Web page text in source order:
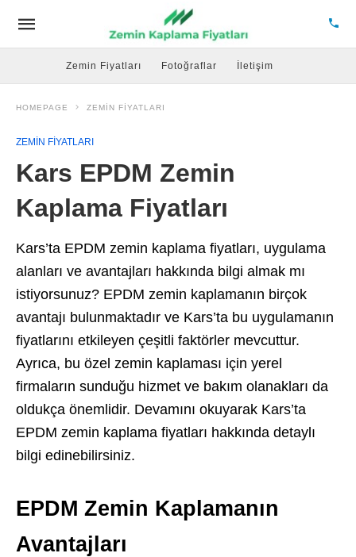
Zemin Fiyatları Fotoğraflar İletişim
HOMEPAGE ZEMIN FIYATLARI
ZEMIN FIYATLARI
Kars EPDM Zemin
Kaplama Fiyatları
Kars’ta EPDM zemin kaplama fiyatları, uygulama
alanları ve avantajları hakkında bilgi almak mı
istiyorsunuz? EPDM zemin kaplamanın birçok
avantajı bulunmaktadır ve Kars’ta bu uygulamanın
fiyatlarını etkileyen çeşitli faktörler mevcuttur.
Ayrıca, bu özel zemin kaplaması için yerel
firmaların sunduğu hizmet ve bakım olanakları da
oldukça önemlidir. Devamını okuyarak Kars’ta
EPDM zemin kaplama fiyatları hakkında detaylı
bilgi edinebilirsiniz.
EPDM Zemin Kaplamanın
Avantajları